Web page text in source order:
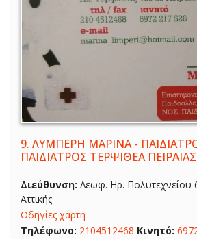
9. ΛΥΜΠΕΡΗ ΜΑΡΙΝΑ -
ΠΑΙΔΙΑΤΡΟΣ ΤΕΡΨΙΘΕΑ ΠΕΙΡΑΙΑΣ
Διεύθυνση: Λεωφ. Ηρ. Πολυτεχνείου
Αττικής
Οδηγίες χάρτη
Τηλέφωνο: 2104512468 Κινητό: